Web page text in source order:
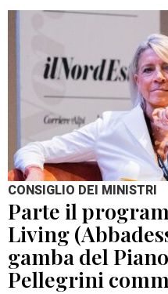
CONSIGLIO DEI MINISTRI
Parte il
Living
gamba del
Pellegrini